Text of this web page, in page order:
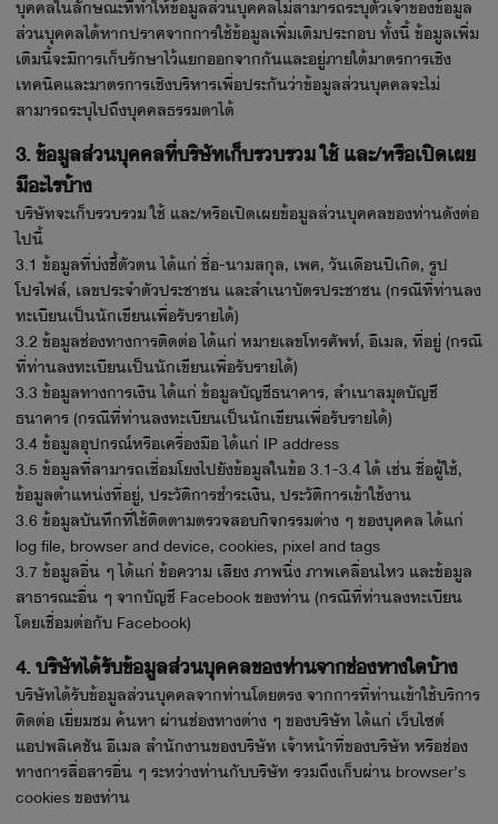
บุคคลในลักษณะที่ทำให้ข้อมูลส่วนบุคคลไม่สามารถระบุตัวเจ้าของข้อมูล
ส่วนบุคคลได้หากปราศจากการใช้ข้อมูลเพิ่มเติมประกอบ ทั้งนี้ ข้อมูลเพิ่ม
เติมนี้จะมีการเก็บรักษาไว้แยกออกจากกันและอยู่ภายใต้มาตรการเชิง
เทคนิคและมาตรการเชิงบริหารเพื่อประกันว่าข้อมูลส่วนบุคคลจะไม่
สามารถระบุไปถึงบุคคลธรรมดาได้
3. ข้อมูลส่วนบุคคลที่บริษัทเก็บรวบรวม ใช้ และ/หรือเปิดเผย
มีอะไรบ้าง
บริษัทจะเก็บรวบรวม ใช้ และ/หรือเปิดเผยข้อมูลส่วนบุคคลของท่านดังต่อ
ไปนี้
3.1 ข้อมูลที่บ่งชี้ตัวตน ได้แก่ ชื่อ-นามสกุล, เพศ, วันเดือนปีเกิด, รูป
โปรไฟล์, เลขประจำตัวประชาชน และสำเนาบัตรประชาชน (กรณีที่ท่านลง
ทะเบียนเป็นนักเขียนเพื่อรับรายได้)
3.2 ข้อมูลช่องทางการติดต่อ ได้แก่ หมายเลขโทรศัพท์, อีเมล, ที่อยู่ (กรณี
ที่ท่านลงทะเบียนเป็นนักเขียนเพื่อรับรายได้)
3.3 ข้อมูลทางการเงิน ได้แก่ ข้อมูลบัญชีธนาคาร, สำเนาสมุดบัญชี
ธนาคาร (กรณีที่ท่านลงทะเบียนเป็นนักเขียนเพื่อรับรายได้)
3.4 ข้อมูลอุปกรณ์หรือเครื่องมือ ได้แก่ IP address
3.5 ข้อมูลที่สามารถเชื่อมโยงไปยังข้อมูลในข้อ 3.1-3.4 ได้ เช่น ชื่อผู้ใช้,
ข้อมูลตำแหน่งที่อยู่, ประวัติการชำระเงิน, ประวัติการเข้าใช้งาน
3.6 ข้อมูลบันทึกที่ใช้ติดตามตรวจสอบกิจกรรมต่าง ๆ ของบุคคล ได้แก่
log file, browser and device, cookies, pixel and tags
3.7 ข้อมูลอื่น ๆ ได้แก่ ข้อความ เสียง ภาพนิ่ง ภาพเคลื่อนไหว และข้อมูล
สาธารณะอื่น ๆ จากบัญชี Facebook ของท่าน (กรณีที่ท่านลงทะเบียน
โดยเชื่อมต่อกับ Facebook)
4. บริษัทได้รับข้อมูลส่วนบุคคลของท่านจากช่องทางใดบ้าง
บริษัทได้รับข้อมูลส่วนบุคคลจากท่านโดยตรง จากการที่ท่านเข้าใช้บริการ
ติดต่อ เยี่ยมชม ค้นหา ผ่านช่องทางต่าง ๆ ของบริษัท ได้แก่ เว็บไซต์
แอปพลิเคชัน อีเมล สำนักงานของบริษัท เจ้าหน้าที่ของบริษัท หรือช่อง
ทางการสื่อสารอื่น ๆ ระหว่างท่านกับบริษัท รวมถึงเก็บผ่าน browser’s
cookies ของท่าน